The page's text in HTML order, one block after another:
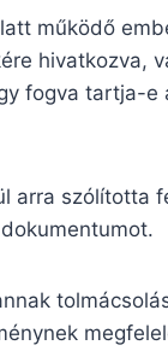
működő
hivatkozva,
fogva tartja-
arra szólította